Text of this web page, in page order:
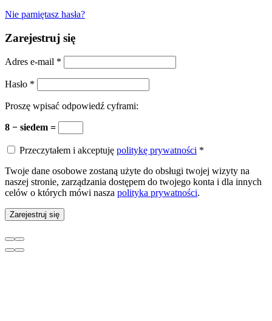
Nie pamiętasz hasła?
Zarejestruj się
Adres e-mail *
Hasło *
Proszę wpisać odpowiedź cyframi:
8 − siedem =
Przeczytałem i akceptuję politykę prywatności *
Twoje dane osobowe zostaną użyte do obsługi twojej wizyty na
naszej stronie, zarządzania dostępem do twojego konta i dla innych
celów o których mówi nasza polityka prywatności.
Zarejestruj się